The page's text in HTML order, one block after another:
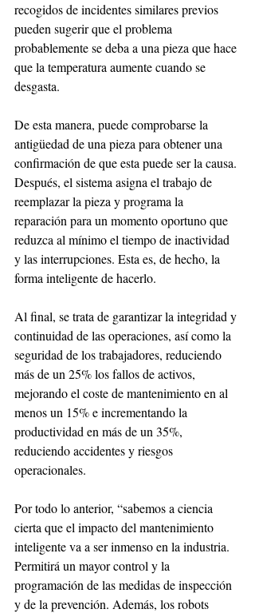
recogidos de incidentes similares previos
pueden sugerir que el problema
probablemente se deba a una pieza que hace
que la temperatura aumente cuando se
desgasta.
De esta manera, puede comprobarse la
antigüedad de una pieza para obtener una
confirmación de que esta puede ser la causa.
Después, el sistema asigna el trabajo de
reemplazar la pieza y programa la
reparación para un momento oportuno que
reduzca al mínimo el tiempo de inactividad
y las interrupciones. Esta es, de hecho, la
forma inteligente de hacerlo.
Al final, se trata de garantizar la integridad y
continuidad de las operaciones, así como la
seguridad de los trabajadores, reduciendo
más de un 25% los fallos de activos,
mejorando el coste de mantenimiento en al
menos un 15% e incrementando la
productividad en más de un 35%,
reduciendo accidentes y riesgos
operacionales.
Por todo lo anterior, “sabemos a ciencia
cierta que el impacto del mantenimiento
inteligente va a ser inmenso en la industria.
Permitirá un mayor control y la
programación de las medidas de inspección
y de la prevención. Además, los robots